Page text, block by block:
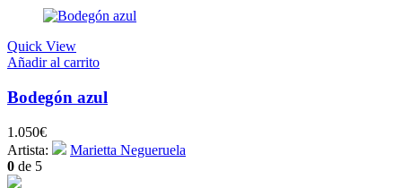
Quick View
Añadir al carrito
Bodegón azul
1.050€
Artista:
Marietta Negueruela
0 de 5